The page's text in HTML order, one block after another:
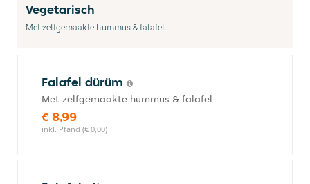
Vegetarisch
Met zelfgemaakte hummus & falafel.
Falafel dürüm
Met zelfgemaakte hummus & falafel
€ 8,99
inkl. Pfand (€ 0,00)